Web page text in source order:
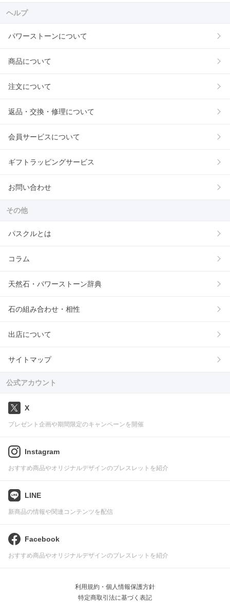
ヘルプ
パワーストーンについて
商品について
注文について
返品・交換・修理について
会員サービスについて
ギフトラッピングサービス
お問い合わせ
その他
パスクルとは
コラム
天然石・パワーストーン辞典
石の組み合わせ・相性
出店について
サイトマップ
公式アカウント
X
プレゼント企画や期間限定のキャンペーンを開催
Instagram
おすすめ商品やオリジナルデザインのブレスレットを紹介
LINE
新商品の情報や関連コンテンツを配信
Facebook
おすすめ商品やオリジナルデザインのブレスレットを紹介
利用規約・個人情報保護方針
特定商取引法に基づく表記